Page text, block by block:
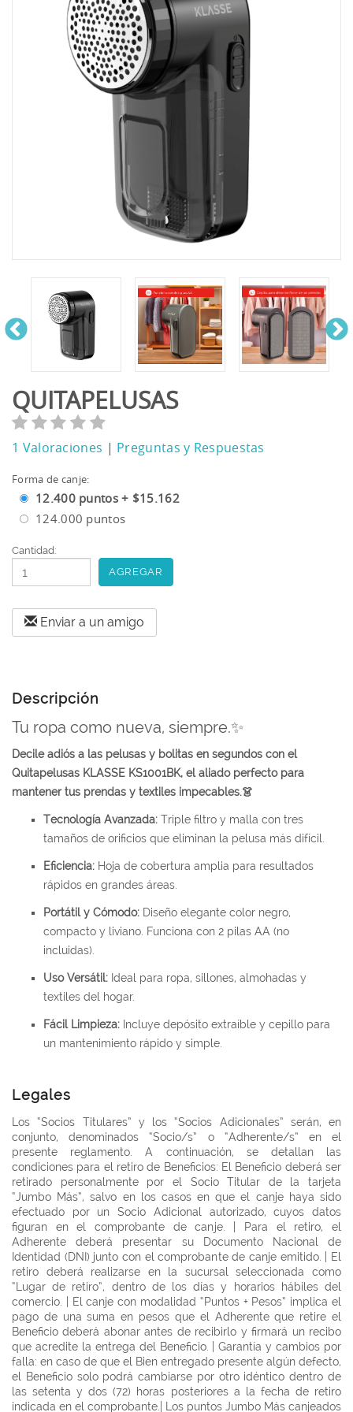
QUITAPELUSAS
1 Valoraciones | Preguntas y Respuestas
Forma de canje:
12.400 puntos + $15.162
124.000 puntos
Cantidad:
Enviar a un amigo
Descripción
Tu ropa como nueva, siempre.✨
Decile adiós a las pelusas y bolitas en segundos con el
Quitapelusas KLASSE KS1001BK, el aliado perfecto para
mantener tus prendas y textiles impecables.👗
Tecnología Avanzada: Triple filtro y malla con tres
tamaños de orificios que eliminan la pelusa más difícil.
Eficiencia: Hoja de cobertura amplia para resultados
rápidos en grandes áreas.
Portátil y Cómodo: Diseño elegante color negro,
compacto y liviano. Funciona con 2 pilas AA (no
incluidas).
Uso Versátil: Ideal para ropa, sillones, almohadas y
textiles del hogar.
Fácil Limpieza: Incluye depósito extraíble y cepillo para
un mantenimiento rápido y simple.
Legales
Los “Socios Titulares” y los “Socios Adicionales” serán, en
conjunto, denominados “Socio/s” o “Adherente/s” en el
presente reglamento. A continuación, se detallan las
condiciones para el retiro de Beneficios: El Beneficio deberá ser
retirado personalmente por el Socio Titular de la tarjeta
“Jumbo Más”, salvo en los casos en que el canje haya sido
efectuado por un Socio Adicional autorizado, cuyos datos
figuran en el comprobante de canje. | Para el retiro, el
Adherente deberá presentar su Documento Nacional de
Identidad (DNI) junto con el comprobante de canje emitido. | El
retiro deberá realizarse en la sucursal seleccionada como
“Lugar de retiro”, dentro de los días y horarios hábiles del
comercio. | El canje con modalidad “Puntos + Pesos” implica el
pago de una suma en pesos que el Adherente que retire el
Beneficio deberá abonar antes de recibirlo y firmará un recibo
que acredite la entrega del Beneficio. | Garantía y cambios por
falla: en caso de que el Bien entregado presente algún defecto,
el Beneficio solo podrá cambiarse por otro idéntico dentro de
las setenta y dos (72) horas posteriores a la fecha de retiro
indicada en el comprobante.| Los puntos Jumbo Más canjeados